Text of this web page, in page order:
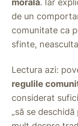
morală. Iar
de un
comunitate ca
sfinte,
Lectura azi:
regulile
considerat
„să se